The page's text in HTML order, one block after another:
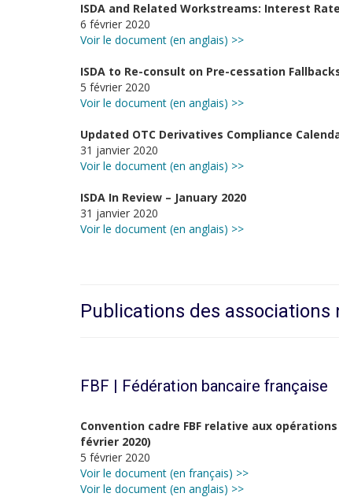
ISDA and Related Workstreams: Interest
6 février 2020
Voir le document (en anglais) >>
ISDA to Re-consult on Pre-cessation
5 février 2020
Voir le document (en anglais) >>
Updated OTC Derivatives Compliance
31 janvier 2020
Voir le document (en anglais) >>
ISDA In Review – January 2020
31 janvier 2020
Voir le document (en anglais) >>
Publications des associations
FBF | Fédération bancaire française
Convention cadre FBF relative aux
février 2020)
5 février 2020
Voir le document (en français) >>
Voir le document (en anglais) >>